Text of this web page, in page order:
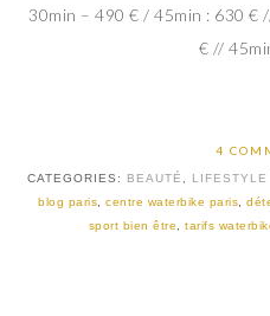
30min – 490 € / 45min : 630 €
€ //
4
CATEGORIES: BEAUTÉ LIFESTYLE
blog paris
centre waterbike paris
sport bien être
,tarifs